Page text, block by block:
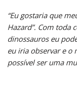
“Eu gostaria que
Hazard”. Com toda
dinossauros eu
eu iria observar e o
possível ser uma